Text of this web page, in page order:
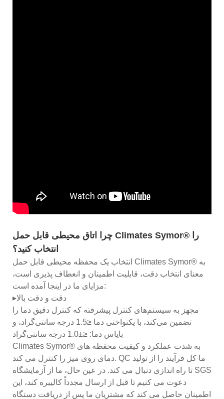
چرا اتاق محیطی قابل حمل Climates Symor® را
انتخاب کنید؟
انتخاب یک محفظه محیطی قابل حمل Climates Symor® به
معنای انتخاب دقت، قابلیت اطمینان و انعطاف پذیری است،
مزایای ما در اینجا آمده است:
▸دقت و دقت بالا
مجهز به سیستم‌های کنترل پیشرفته که کنترل دقیق دما را
تضمین می‌کند، با یکنواختی دما ≤1.5 درجه سانتی‌گراد، و
بایاس دما: ≤±1.0 درجه سانتی‌گراد
Climates Symor® به شدت عملکرد و کیفیت محفظه های
دمای روی میز را کنترل می کند. QC ما کل فرآیند را از تولید
تا راه اندازی دنبال می کند. در عین حال، ما از آزمایشگاه SGS
دعوت می کنیم تا قبل از ارسال مجدداً کالیبره کند، این
اطمینان حاصل می کند که مشتریان ما پس از دریافت دستگاه